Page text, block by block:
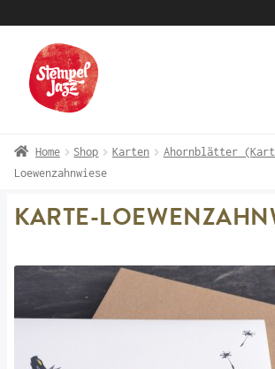
Navigation
springen
Inhalt
springen
Home Shop Karten Ahornblätter
Loewenzahnwiese
KARTE-